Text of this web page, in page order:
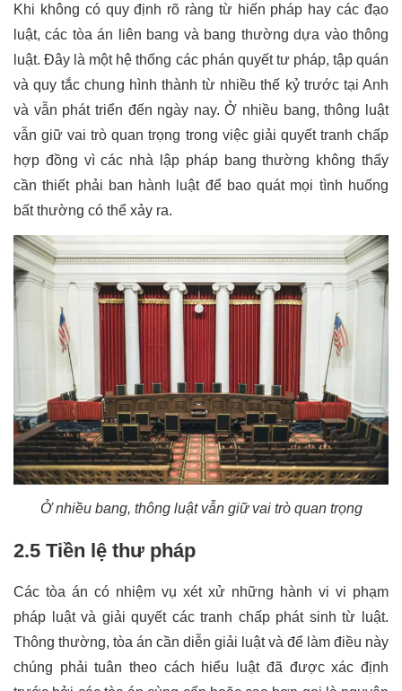
Khi không có quy định rõ ràng từ hiến pháp hay các đạo
luật, các tòa án liên bang và bang thường dựa vào thông
luật. Đây là một hệ thống các phán quyết tư pháp, tập quán
và quy tắc chung hình thành từ nhiều thế kỷ trước tại Anh
và vẫn phát triển đến ngày nay. Ở nhiều bang, thông luật
vẫn giữ vai trò quan trọng trong việc giải quyết tranh chấp
hợp đồng vì các nhà lập pháp bang thường không thấy
cần thiết phải ban hành luật để bao quát mọi tình huống
bất thường có thể xảy ra.
Ở nhiều bang, thông luật vẫn giữ vai trò quan trọng
2.5 Tiền lệ thư pháp
Các tòa án có nhiệm vụ xét xử những hành vi vi phạm
pháp luật và giải quyết các tranh chấp phát sinh từ luật.
Thông thường, tòa án cần diễn giải luật và để làm điều này
chúng phải tuân theo cách hiểu luật đã được xác định